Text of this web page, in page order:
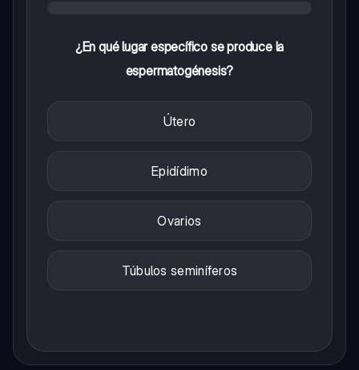
¿En qué lugar específico se produce la
espermatogénesis?
Útero
Epidídimo
Ovarios
Túbulos seminíferos